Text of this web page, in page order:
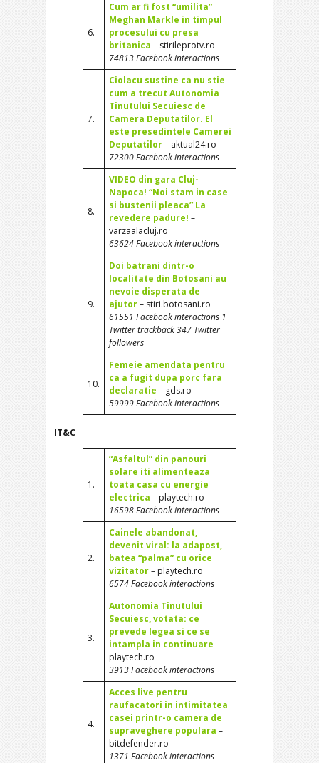
6.
Cum ar fi fost “umilita”
Meghan Markle in timpul
procesului cu presa
britanica – stirileprotv.ro
74813 Facebook interactions
7.
Ciolacu sustine ca nu stie
cum a trecut Autonomia
Tinutului Secuiesc de
Camera Deputatilor. El
este presedintele Camerei
Deputatilor– aktual24.ro
72300 Facebook interactions
8.
VIDEO din gara Cluj-
Napoca! “Noi stam in case
si bustenii pleaca” La
revedere padure! –
varzaalacluj.ro
63624 Facebook interactions
9.
Doi batrani dintr-o
localitate din Botosani au
nevoie disperata de
ajutor– stiri.botosani.ro
61551 Facebook interactions 1
Twitter trackback 347 Twitter
followers
10.
Femeie amendata pentru
ca a fugit dupa porc fara
declaratie – gds.ro
59999 Facebook interactions
IT&C
1.
“Asfaltul” din panouri
solare iti alimenteaza
toata casa cu energie
electrica – playtech.ro
16598 Facebook interactions
2.
Cainele abandonat,
devenit viral: la adapost,
batea “palma” cu orice
vizitator– playtech.ro
6574 Facebook interactions
3.
Autonomia Tinutului
Secuiesc, votata: ce
prevede legea si ce se
intampla in continuare –
playtech.ro
3913 Facebook interactions
4.
Acces live pentru
raufacatori in intimitatea
casei printr-o camera de
supraveghere populara –
bitdefender.ro
1371 Facebook interactions